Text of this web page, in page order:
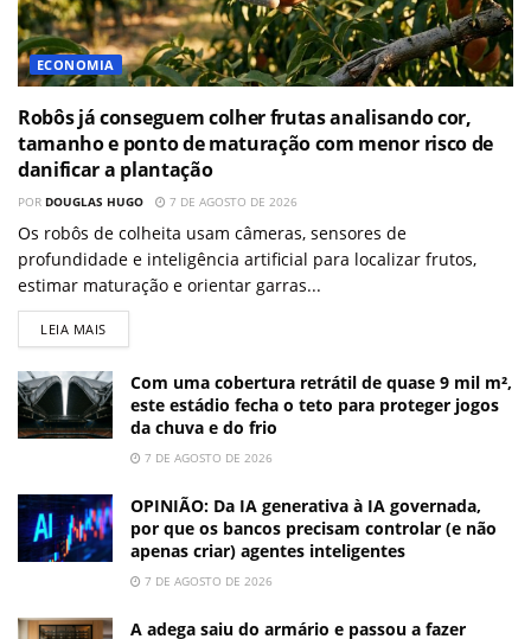
ECONOMIA
Robôs já conseguem colher frutas analisando cor,
tamanho e ponto de maturação com menor risco de
danificar a plantação
POR DOUGLAS HUGO 7 DE AGOSTO DE 2026
Os robôs de colheita usam câmeras, sensores de
profundidade e inteligência artificial para localizar frutos,
estimar maturação e orientar garras...
LEIA MAIS
Com uma cobertura retrátil de quase 9 mil m²,
este estádio fecha o teto para proteger jogos
da chuva e do frio
7 DE AGOSTO DE 2026
OPINIÃO: Da IA generativa à IA governada,
por que os bancos precisam controlar (e não
apenas criar) agentes inteligentes
7 DE AGOSTO DE 2026
A adega saiu do armário e passou a fazer